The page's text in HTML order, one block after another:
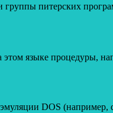
группы питерских
языке процедуры,
DOS (например,